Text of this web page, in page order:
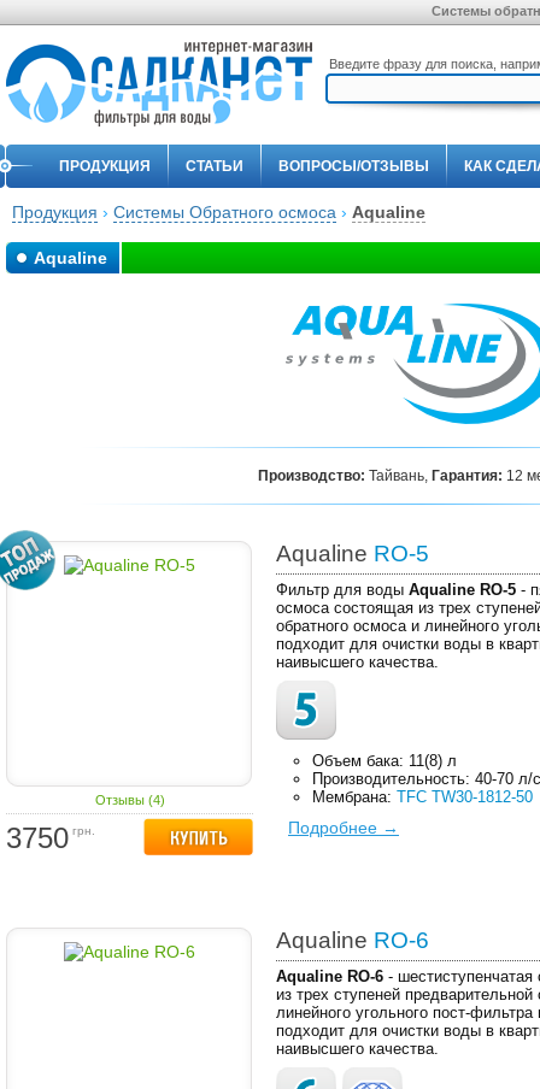
Системы
Введите фразу для поиска,
ПРОДУКЦИЯ СТАТЬИ ВОПРОСЫ/ОТЗЫВЫ КАК
Продукция › Системы Обратного осмоса › Aqualine
Aqualine
Производство: Тайвань, Гарантия: 12
Отзывы (4)
3750 грн.
Aqualine RO-5
Фильтр для воды Aqualine RO-5 -
осмоса состоящая из трех
обратного осмоса и линейного
подходит для очистки воды в
наивысшего качества.
Объем бака: 11(8) л
Производительность: 40-70 л/
Мембрана: TFC TW30-1812-50
Подробнее →
Aqualine RO-6
Aqualine RO-6 -
из трех ступеней
линейного угольного пост-
подходит для очистки воды в
наивысшего качества.